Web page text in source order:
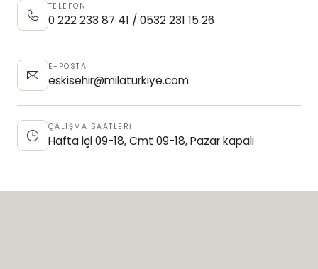
TELEFON
0 222 233 87 41 / 0532 231 15 26
E-POSTA
eskisehir@milaturkiye.com
ÇALIŞMA SAATLERİ
Hafta içi 09-18, Cmt 09-18, Pazar kapalı